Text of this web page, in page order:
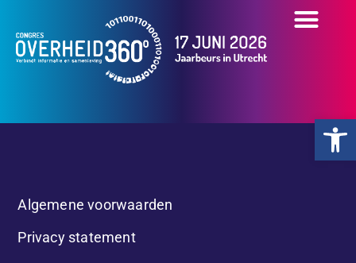
Algemene voorwaarden
Privacy statement